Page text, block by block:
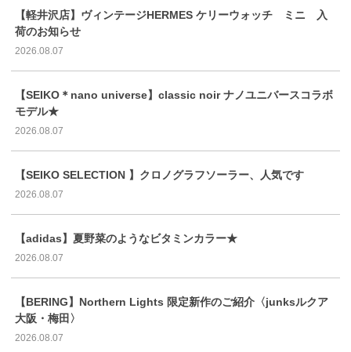
【軽井沢店】ヴィンテージHERMES ケリーウォッチ ミニ 入
荷のお知らせ
2026.08.07
【SEIKO＊nano universe】classic noir ナノユニバースコラボ
モデル★
2026.08.07
【SEIKO SELECTION 】クロノグラフソーラー、人気です
2026.08.07
【adidas】夏野菜のようなビタミンカラー★
2026.08.07
【BERING】Northern Lights 限定新作のご紹介〈junksルクア
大阪・梅田〉
2026.08.07